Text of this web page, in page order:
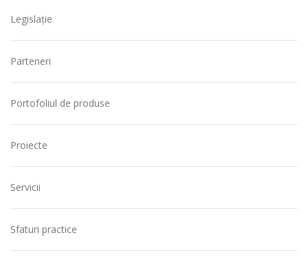
Legislație
Parteneri
Portofoliul de produse
Proiecte
Servicii
Sfaturi practice